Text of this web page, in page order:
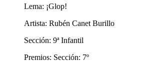
Lema: ¡Glop!
Artista: Rubén Canet Burillo
Sección: 9ª Infantil
Premios: Sección: 7º